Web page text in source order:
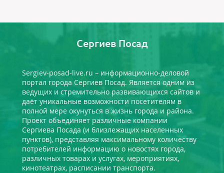
Сергиев Посад
Sergiev-posad-live.ru – информационно-деловой
портал города Сергиев Посад. Является одним из
ведущих и стремительно развивающихся сайтов и
даёт уникальные возможности посетителям в
полной мере окунуться в жизнь города и района.
Проект объединяет различные компании
Сергиева Посада (и близлежащих населенных
пунктов), представляя максимальному количеству
потребителей информацию о новостях города,
различных товарах и услугах, мероприятиях,
кинотеатрах, расписании транспорта.